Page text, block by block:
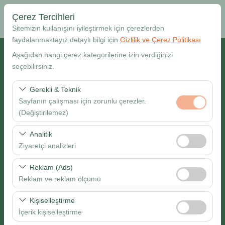
Çerez Tercihleri
Sitemizin kullanışını iyileştirmek için çerezlerden
faydalanmaktayız detaylı bilgi için Gizlilik ve Çerez Politikası
Aşağıdan hangi çerez kategorilerine izin verdiğinizi
seçebilirsiniz.
Gerekli & Teknik
Sayfanın çalışması için zorunlu çerezler.
(Değiştirilemez)
Bu çerezler sitenin doğru şekilde çalışması, güvenlik,
oturum yönetimi ve temel işlevler için gereklidir. Devre
dışı bırakılamaz.
Analitik
Ziyaretçi analizleri
Bu çerezler, sitemizin nasıl kullanıldığını (ziyaretçi sayısı,
en çok ziyaret edilen sayfalar, kullanıcı davranışları)
analiz etmemizi sağlar. Bu veriler, web sitesi
performansını ölçmek ve kullanıcı deneyimini sürekli
iyileştirmek için kullanılır.
Reklam (Ads)
Reklam ve reklam ölçümü
Bu çerezler, size ilgi alanlarınıza uygun kişiselleştirilmiş
reklamlar göstermemize ve reklam kampanyalarımızın
etkinliğini (gösterim sayısı, tıklama oranı) ölçmemize
Kişiselleştirme
İçerik kişiselleştirme
Alış Lokasyonu
Farklı yerde bırakmak istiyorum
Alış Tarih & Saat
Bırakış Tarih & Saat
09:00
Ara